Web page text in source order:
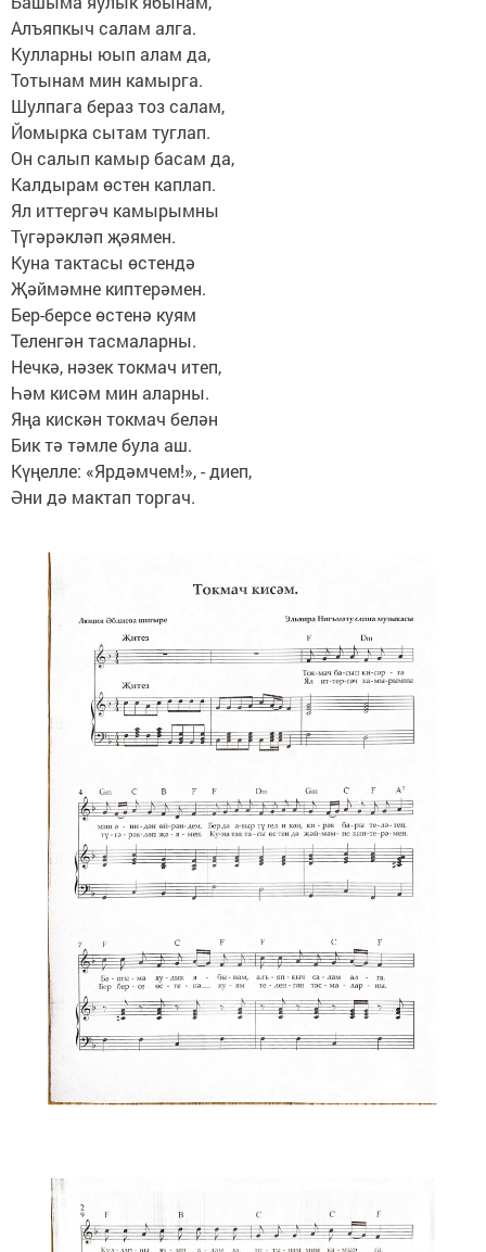
Алъяпкыч салам алга.
Кулларны юып алам да,
Тотынам мин камырга.
Шулпага бераз тоз салам,
Йомырка сытам туглап.
Он салып камыр басам да,
Калдырам өстен каплап.
Ял иттергәч камырымны
Түгәрәкләп җәямен.
Куна тактасы өстендә
Җәймәмне киптерәмен.
Бер-берсе өстенә куям
Теленгән тасмаларны.
Нечкә, нәзек токмач итеп,
Һәм кисәм мин аларны.
Яңа кискән токмач белән
Бик тә тәмле була аш.
Күңелле: «Ярдәмчем!», - диеп,
Әни дә мактап торгач.